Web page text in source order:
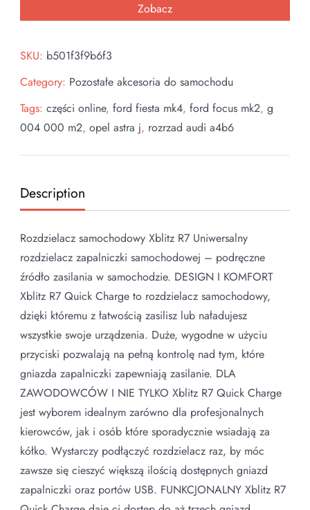
Zobacz
SKU: b501f3f9b6f3
Category: Pozostałe akcesoria do samochodu
Tags: części online, ford fiesta mk4, ford focus mk2, g
004 000 m2, opel astra j, rozrzad audi a4b6
Description
Rozdzielacz samochodowy Xblitz R7 Uniwersalny
rozdzielacz zapalniczki samochodowej – podręczne
źródło zasilania w samochodzie. DESIGN I KOMFORT
Xblitz R7 Quick Charge to rozdzielacz samochodowy,
dzięki któremu z łatwością zasilisz lub naładujesz
wszystkie swoje urządzenia. Duże, wygodne w użyciu
przyciski pozwalają na pełną kontrolę nad tym, które
gniazda zapalniczki zapewniają zasilanie. DLA
ZAWODOWCÓW I NIE TYLKO Xblitz R7 Quick Charge
jest wyborem idealnym zarówno dla profesjonalnych
kierowców, jak i osób które sporadycznie wsiadają za
kółko. Wystarczy podłączyć rozdzielacz raz, by móc
zawsze się cieszyć większą ilością dostępnych gniazd
zapalniczki oraz portów USB. FUNKCJONALNY Xblitz R7